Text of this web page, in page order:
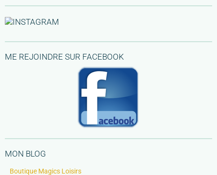
ME REJOINDRE SUR FACEBOOK
MON BLOG
Boutique Magics Loisirs